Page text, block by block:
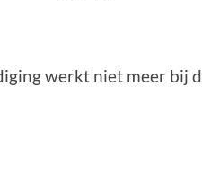
werkt niet meer bij